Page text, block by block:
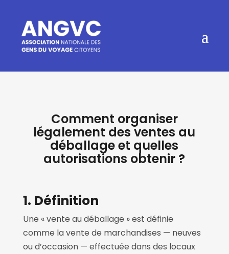
Comment organiser
légalement des ventes au
déballage et quelles
autorisations obtenir ?
1. Définition
Une « vente au déballage » est définie
comme la vente de marchandises — neuves
ou d’occasion — effectuée dans des locaux